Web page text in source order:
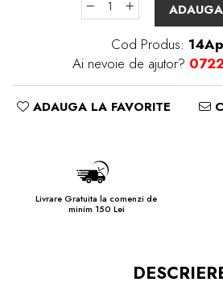
Cod Produs:
Ai nevoie de ajutor?
ADAUGA LA FAVORITE
Livrare Gratuita la comenzi de
minim 150 Lei